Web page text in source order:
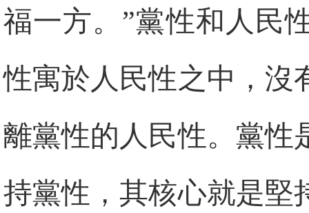
福一方。”黨性和人民
性寓於人民性之中，沒
離黨性的人民性。黨性
持黨性，其核心就是堅